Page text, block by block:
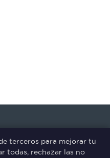
terceros para mejorar tu
todas, rechazar las no